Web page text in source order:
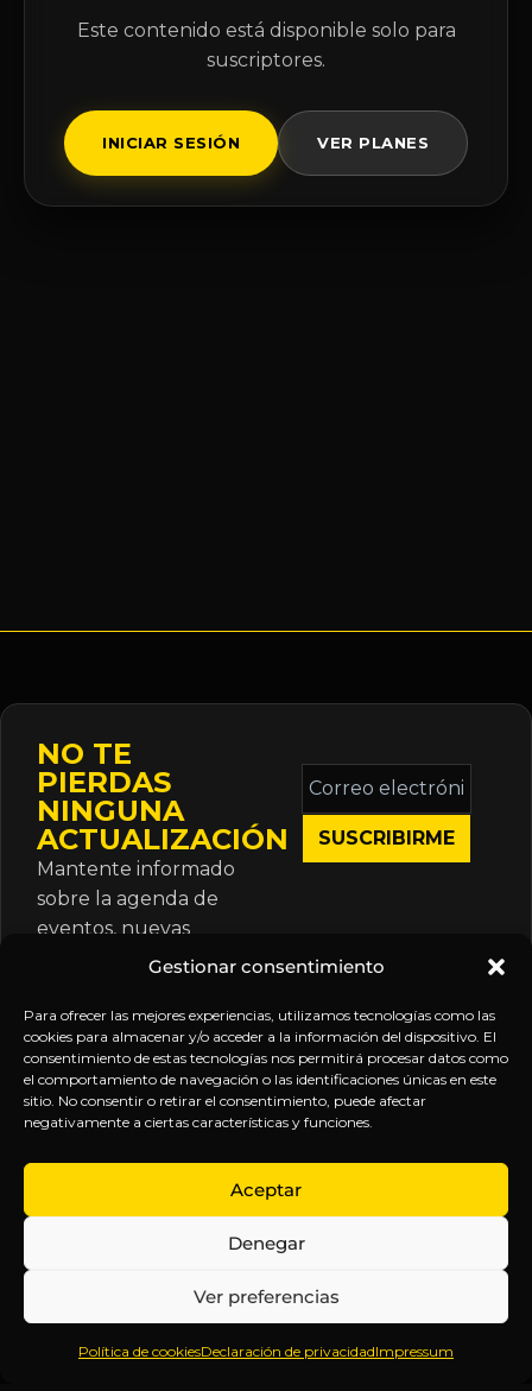
Gestionar consentimiento
Para ofrecer las mejores experiencias, utilizamos tecnologías como las
cookies para almacenar y/o acceder a la información del dispositivo. El
consentimiento de estas tecnologías nos permitirá procesar datos como
el comportamiento de navegación o las identificaciones únicas en este
sitio. No consentir o retirar el consentimiento, puede afectar
negativamente a ciertas características y funciones.
Aceptar
Denegar
Ver preferencias
Política de cookiesDeclaración de privacidadImpressum
Este contenido está disponible solo para
suscriptores.
INICIAR SESIÓN VER PLANES
NO TE
PIERDAS
NINGUNA
ACTUALIZACIÓN
Mantente informado
sobre la agenda de
eventos, nuevas
publicaciones y
suscripción.
Correo
electrónico
*
Inteligencia
Anticipándonos
EXPLORA
Inicio
Sobre
Contenido
Webinars
LEGAL
Política
de
Términos y
Aviso
SÍGUENOS